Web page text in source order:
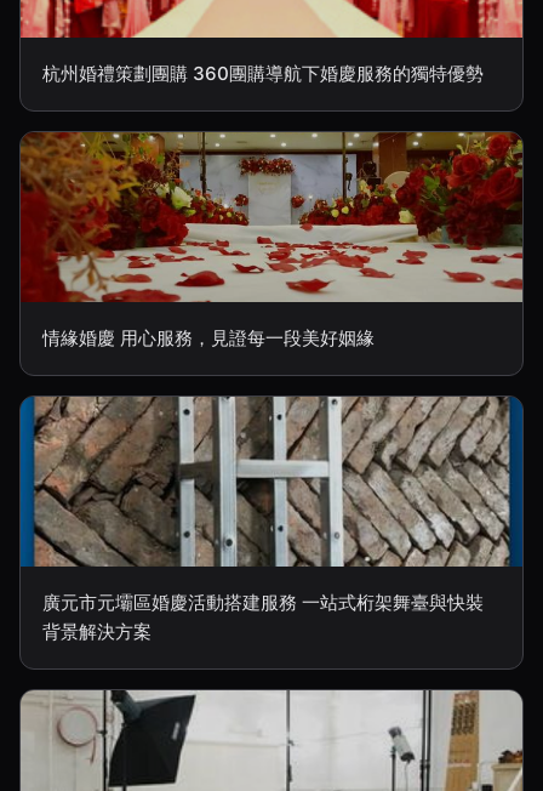
杭州婚禮策劃團購 360團購導航下婚慶服務的獨特優勢
情緣婚慶 用心服務，見證每一段美好姻緣
廣元市元壩區婚慶活動搭建服務 一站式桁架舞臺與快裝
背景解決方案